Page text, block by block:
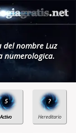
del nombre Luz
numerologica.
5 ?